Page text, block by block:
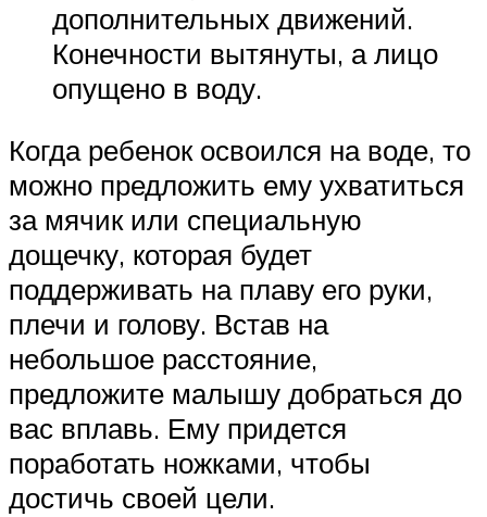
дополнительных движений.
Конечности вытянуты, а лицо
опущено в воду.
Когда ребенок освоился на воде, то
можно предложить ему ухватиться
за мячик или специальную
дощечку, которая будет
поддерживать на плаву его руки,
плечи и голову. Встав на
небольшое расстояние,
предложите малышу добраться до
вас вплавь. Ему придется
поработать ножками, чтобы
достичь своей цели.